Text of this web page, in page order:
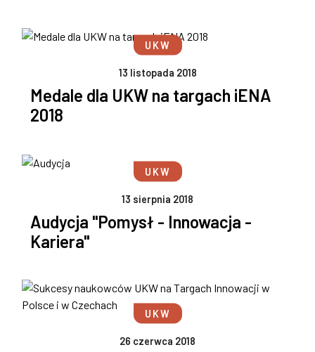
UKW
13 listopada 2018
Medale dla UKW na targach iENA
2018
UKW
13 sierpnia 2018
Audycja "Pomysł - Innowacja -
Kariera"
UKW
26 czerwca 2018